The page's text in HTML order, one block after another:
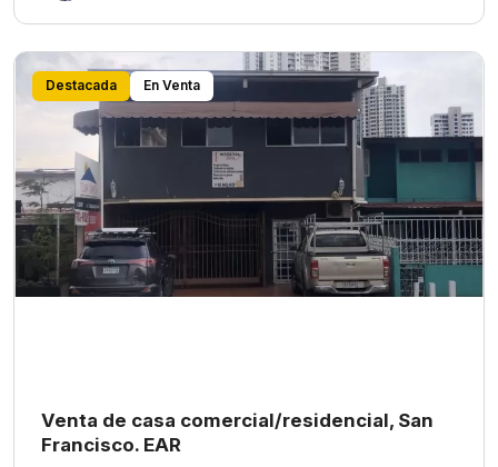
Destacada En Venta
Venta de casa comercial/residencial, San
Francisco. EAR